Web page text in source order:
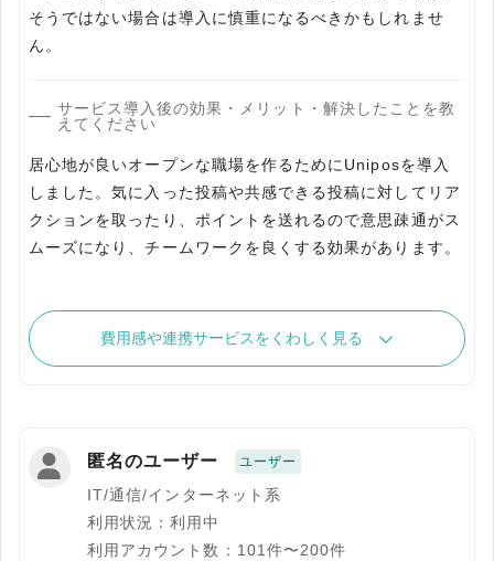
そうではない場合は導入に慎重になるべきかもしれませ
ん。
サービス導入後の効果・メリット・解決したことを教
えてください
居心地が良いオープンな職場を作るためにUniposを導入
しました。気に入った投稿や共感できる投稿に対してリア
クションを取ったり、ポイントを送れるので意思疎通がス
ムーズになり、チームワークを良くする効果があります。
費用感や連携サービスをくわしく見る
匿名のユーザー ユーザー
IT/通信/インターネット系
利用状況：利用中
利用アカウント数：101件〜200件